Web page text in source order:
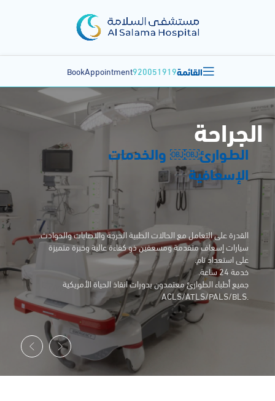
القائمة920051919
BookAppointment
الجراحة
الطـوارئ￼￼ والخدمات
الإسعافية
القدرة على التعامل مع الحالات الطبية الحرجة والاصابات والحوادث.
سيارات إسعاف متقدمة ومسعفين ذو كفاءة عالية وخبرة متميزة
على استعداد تام.
خدمة 24 ساعة.
جميع أطباء الطوارئ معتمدون بدورات انقاذ الحياة الأمريكية
.ACLS/ATLS/PALS/BLS